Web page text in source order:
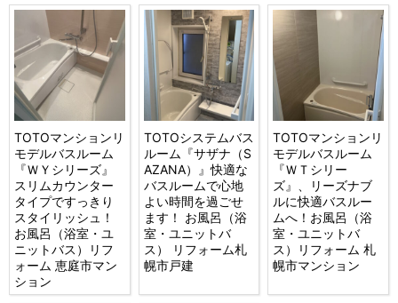
TOTOマンションリ
モデルバスルーム
『ＷＹシリーズ』
スリムカウンター
タイプですっきり
スタイリッシュ！
お風呂（浴室・ユ
ニットバス）リフ
ォーム 恵庭市マン
ション
TOTOシステムバス
ルーム『サザナ（S
AZANA）』快適な
バスルームで心地
よい時間を過ごせ
ます！ お風呂（浴
室・ユニットバ
ス） リフォーム札
幌市戸建
TOTOマンションリ
モデルバスルーム
『ＷＴシリー
ズ』、リーズナブ
ルに快適バスルー
ムへ！お風呂（浴
室・ユニットバ
ス）リフォーム 札
幌市マンション